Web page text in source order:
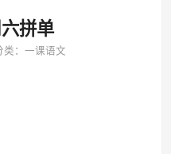
拼单
类：一课语文